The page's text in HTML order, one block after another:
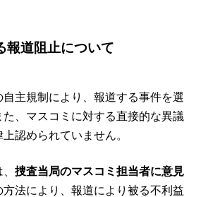
報道阻止について
主規制により、報道する事件を選
た、マスコミに対する直接的な異議
認められていません。
捜査当局のマスコミ担当者に意見
方法により、報道により被る不利益